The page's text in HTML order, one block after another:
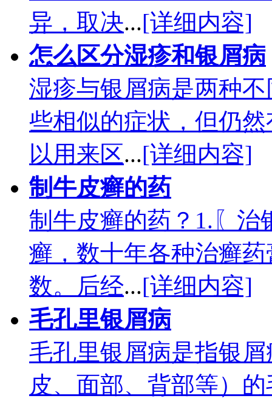
异，取决...[详细内容]
怎么区分湿疹和银屑病
湿疹与银屑病是两种
些相似的症状，但仍
以用来区...[详细内容]
制牛皮癣的药
制牛皮癣的药？1.〖治
癣，数十年各种治癣
数。后经...[详细内容]
毛孔里银屑病
毛孔里银屑病是指银
皮、面部、背部等）